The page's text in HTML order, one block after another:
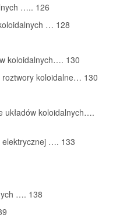
….. 126
… 128
koloidalnych…. 130
roztwory koloidalne… 130
układów koloidalnych….
elektrycznej …. 133
…. 138